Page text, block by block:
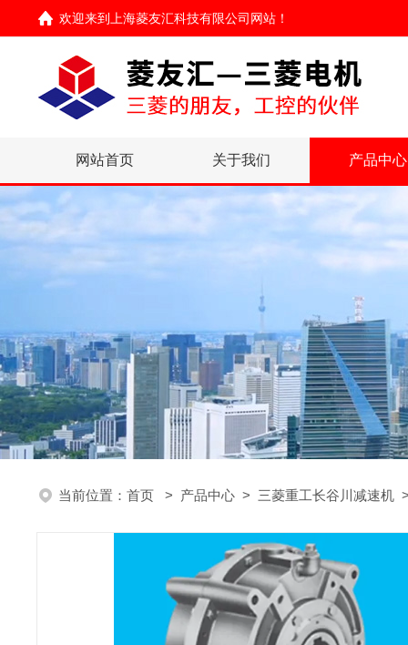
欢迎来到 上海菱友汇科技有限公司网站 ！
网站首页 关于我们 产品中心
当前位置： 首页 > 产品中心 > 三菱重工长谷川减速机